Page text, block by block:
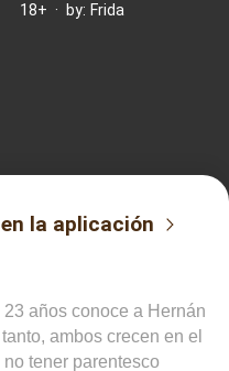
18+ · by: Frida
la aplicación
años conoce a Hernán
ambos crecen en el
tener parentesco